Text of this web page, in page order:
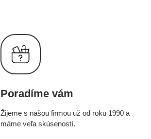
Poradíme vám
Žijeme s našou firmou už od roku 1990 a
máme veľa skúseností.